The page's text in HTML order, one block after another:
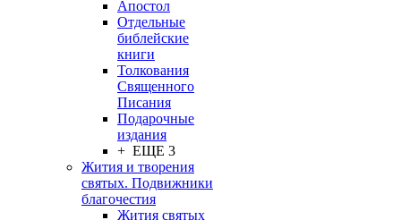
Апостол
Отдельные
библейские
книги
Толкования
Священного
Писания
Подарочные
издания
+ ЕЩЕ 3
Жития и творения
святых. Подвижники
благочестия
Жития святых